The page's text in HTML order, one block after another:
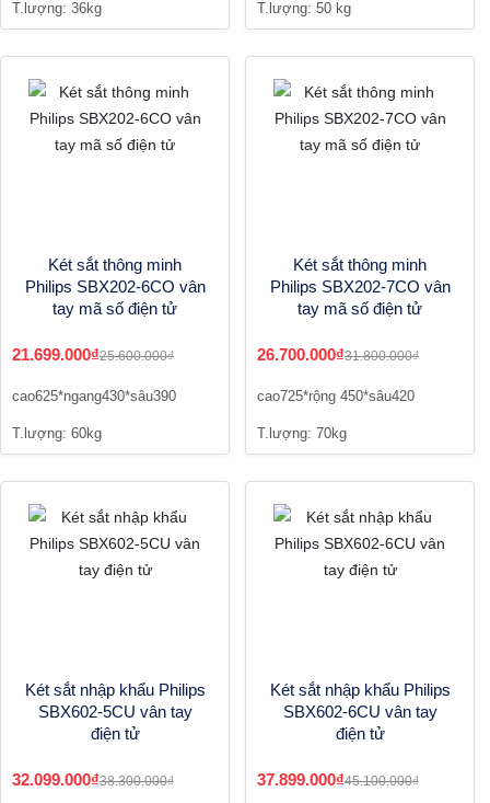
T.lượng: 36kg T.lượng: 50 kg
Két sắt thông minh
Philips SBX202-6CO vân
tay mã số điện tử
21.699.000₫25.600.000₫
cao625*ngang430*sâu390
T.lượng: 60kg
Két sắt thông minh
Philips SBX202-7CO vân
tay mã số điện tử
26.700.000₫31.800.000₫
cao725*rộng 450*sâu420
T.lượng: 70kg
Két sắt nhập khẩu Philips
SBX602-5CU vân tay
điện tử
32.099.000₫38.300.000₫
Két sắt nhập khẩu Philips
SBX602-6CU vân tay
điện tử
37.899.000₫45.100.000₫